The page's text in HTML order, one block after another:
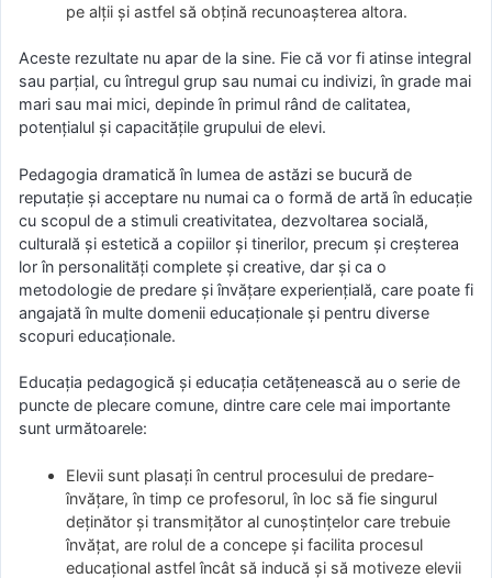
pe alții și astfel să obțină recunoașterea altora.
Aceste rezultate nu apar de la sine. Fie că vor fi atinse integral
sau parțial, cu întregul grup sau numai cu indivizi, în grade mai
mari sau mai mici, depinde în primul rând de calitatea,
potențialul și capacitățile grupului de elevi.
Pedagogia dramatică în lumea de astăzi se bucură de
reputație și acceptare nu numai ca o formă de artă în educație
cu scopul de a stimuli creativitatea, dezvoltarea socială,
culturală și estetică a copiilor și tinerilor, precum și creșterea
lor în personalități complete și creative, dar și ca o
metodologie de predare și învățare experiențială, care poate fi
angajată în multe domenii educaționale și pentru diverse
scopuri educaționale.
Educația pedagogică și educația cetățenească au o serie de
puncte de plecare comune, dintre care cele mai importante
sunt următoarele:
Elevii sunt plasați în centrul procesului de predare-
învățare, în timp ce profesorul, în loc să fie singurul
deținător și transmițător al cunoștințelor care trebuie
învățat, are rolul de a concepe și facilita procesul
educațional astfel încât să inducă și să motiveze elevii